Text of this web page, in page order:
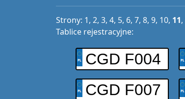
Strony: 1, 2, 3, 4, 5, 6, 7, 8, 9, 10, 11,
Tablice rejestracyjne:
CGD F004
CGD F007